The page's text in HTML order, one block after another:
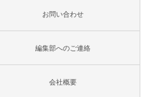
お問い合わせ
編集部へのご連絡
会社概要